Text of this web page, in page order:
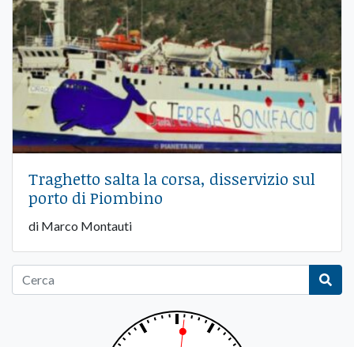
Traghetto salta la corsa, disservizio sul
porto di Piombino
di Marco Montauti